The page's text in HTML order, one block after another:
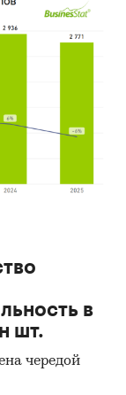
в
шт.
чередой